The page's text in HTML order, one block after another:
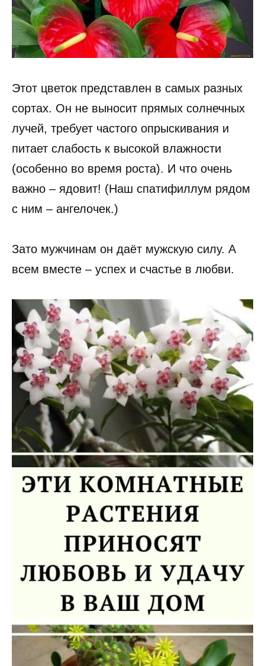
Этот цветок представлен в самых разных
сортах. Он не выносит прямых солнечных
лучей, требует частого опрыскивания и
питает слабость к высокой влажности
(особенно во время роста). И что очень
важно – ядовит! (Наш спатифиллум рядом
с ним – ангелочек.)
Зато мужчинам он даёт мужскую силу. А
всем вместе – успех и счастье в любви.